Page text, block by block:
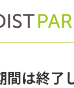
間は終了